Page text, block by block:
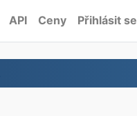
API Ceny Přihlásit se